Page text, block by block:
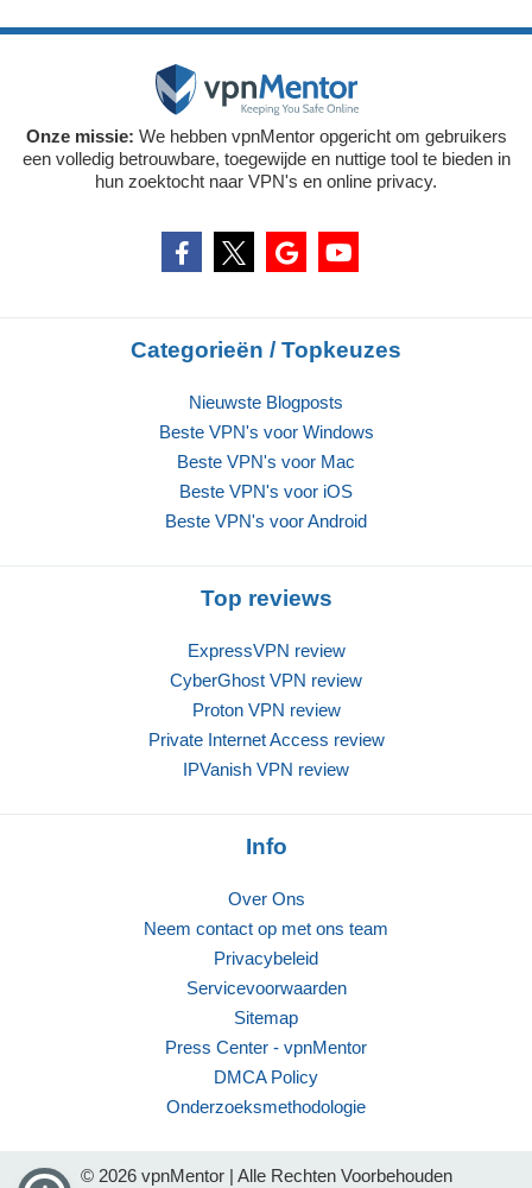
Onze missie: We hebben vpnMentor opgericht om gebruikers
een volledig betrouwbare, toegewijde en nuttige tool te bieden in
hun zoektocht naar VPN's en online privacy.
Categorieën / Topkeuzes
Nieuwste Blogposts
Beste VPN's voor Windows
Beste VPN's voor Mac
Beste VPN's voor iOS
Beste VPN's voor Android
Top reviews
ExpressVPN review
CyberGhost VPN review
Proton VPN review
Private Internet Access review
IPVanish VPN review
Info
Over Ons
Neem contact op met ons team
Privacybeleid
Servicevoorwaarden
Sitemap
Press Center - vpnMentor
DMCA Policy
Onderzoeksmethodologie
© 2026 vpnMentor | Alle Rechten Voorbehouden